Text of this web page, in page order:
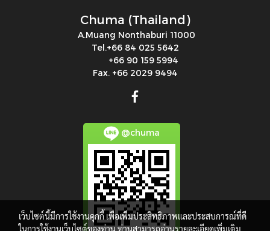
Chuma (Thailand)
A.Muang Nonthaburi 11000
Tel.+66 84 025 5642
+66 90 159 5994
Fax. +66 2029 9494
@chuma
เว็บไซต์นี้มีการใช้งานคุกกี้ เพื่อเพิ่มประสิทธิภาพและประสบการณ์ที่ดี
ในการใช้งานเว็บไซต์ของท่าน ท่านสามารถอ่านรายละเอียดเพิ่มเติม